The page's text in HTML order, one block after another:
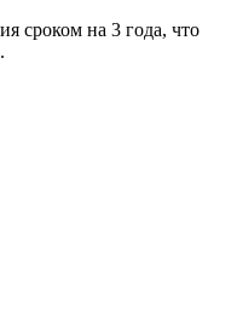
сроком на 3 года, что